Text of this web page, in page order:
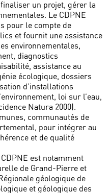
un projet, gérer la
Le CDPNE
pour le compte de
et fournit une assistance
environnementales,
diagnostics
assistance au
écologique, dossiers
d’installations
loi sur l’eau,
Natura 2000).
communautés de
pour intégrer au
et de qualité
est notamment
de Grand-Pierre et
géologique de
et géologique des